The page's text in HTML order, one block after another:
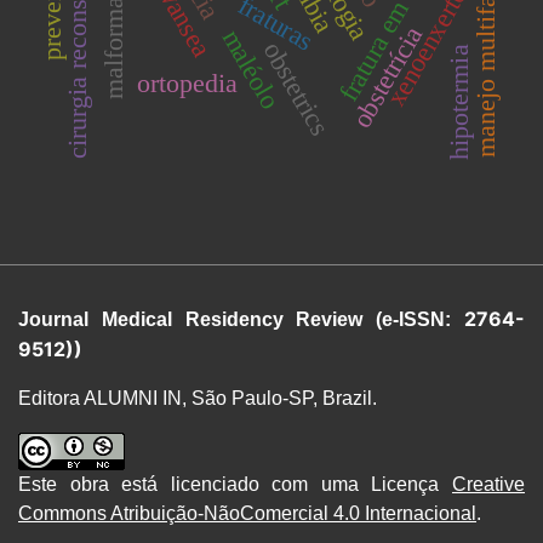
ortopedia
fraturas
maléolo obstetrícia
obstetrics xenoenxertos
hipotermia
Journal Medical Residency Review(e-ISSN: 2764-
9512))
Editora ALUMNI IN, São Paulo-SP, Brazil.
Este obra está licenciado com uma Licença Creative
Commons Atribuição-NãoComercial 4.0 Internacional .